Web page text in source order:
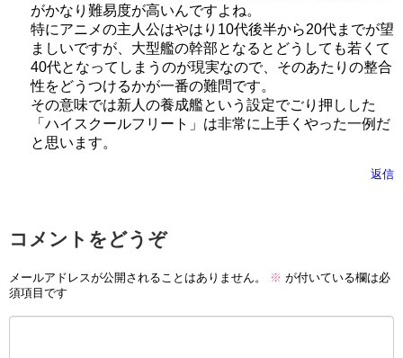
がかなり難易度が高いんですよね。
特にアニメの主人公はやはり10代後半から20代までが望
ましいですが、大型艦の幹部となるとどうしても若くて
40代となってしまうのが現実なので、そのあたりの整合
性をどうつけるかが一番の難問です。
その意味では新人の養成艦という設定でごり押しした
「ハイスクールフリート」は非常に上手くやった一例だ
と思います。
返信
コメントをどうぞ
メールアドレスが公開されることはありません。 ※ が付いている欄は必
須項目です